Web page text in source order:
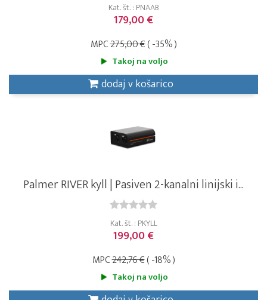
Kat. št. : PNAAB
179,00 €
MPC275,00 €( -35% )
Takoj na voljo
dodaj v košarico
Palmer RIVER kyll | Pasiven 2-kanalni linijski i...
Kat. št. : PKYLL
199,00 €
MPC242,76 €( -18% )
Takoj na voljo